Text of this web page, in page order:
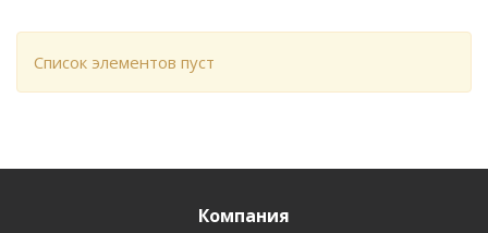
Список элементов пуст
Компания